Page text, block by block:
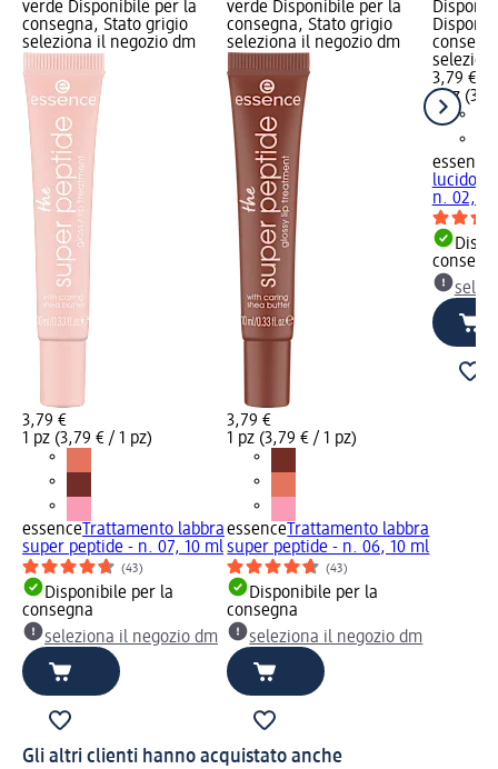
verde Disponibile per la
consegna, Stato grigio
seleziona il negozio dm
3,79 €
1 pz (3,79 € / 1 pz)
essence Trattamento labbra
super peptide - n. 07, 10 ml
(43)
Disponibile per la
consegna
seleziona il negozio dm
verde Disponibile per la
consegna, Stato grigio
seleziona il negozio dm
3,79 €
1 pz (3,79 € / 1 pz)
essence Trattamento labbra
super peptide - n. 06, 10 ml
(43)
Disponibile per la
consegna
seleziona il negozio dm
3,79 €
1 pz
essence
lucido
n. 02,
Gli altri clienti hanno acquistato anche